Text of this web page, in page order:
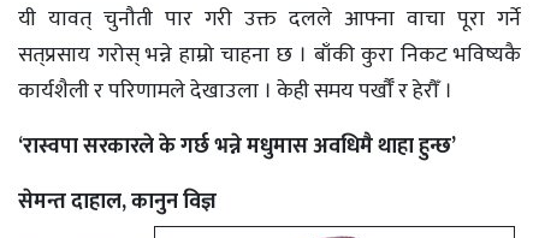
यी यावत् चुनौती पार गरी उक्त दलले आफ्ना वाचा पूरा गर्ने
सत्‌प्रसाय गरोस् भन्ने हाम्रो चाहना छ । बाँकी कुरा निकट भविष्यकै
कार्यशैली र परिणामले देखाउला । केही समय पर्खौँ र हेरौँ ।
‘रास्वपा सरकारले के गर्छ भन्ने मधुमास अवधिमै थाहा हुन्छ’
सेमन्त दाहाल, कानुन विज्ञ